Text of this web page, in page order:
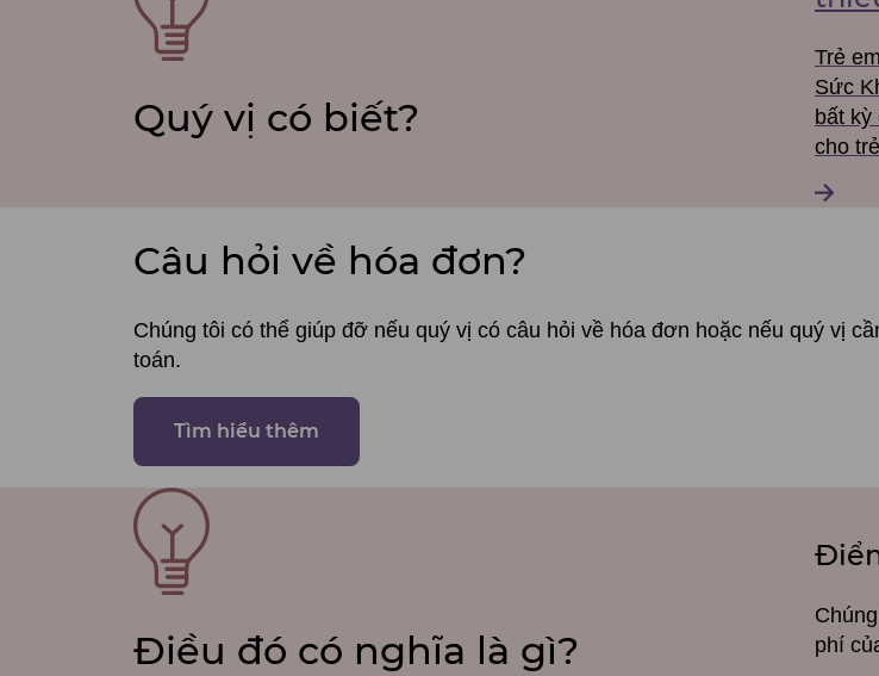
Quý vị có biết?
Trẻ
Sức
bất kỳ
cho
Câu hỏi về hóa đơn?
Chúng tôi có thể giúp đỡ nếu quý vị có câu hỏi về hóa đơn hoặc nếu quý vị
toán.
Tìm hiểu thêm
SVG
File
Điều đó có nghĩa là gì?
phí